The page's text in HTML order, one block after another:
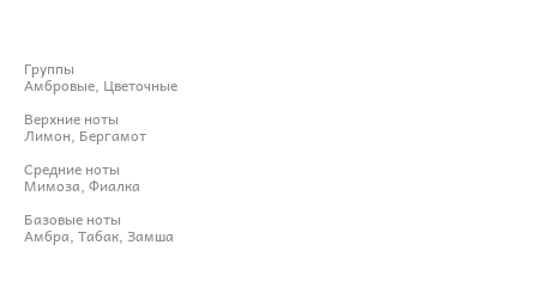
Группы
Амбровые, Цветочные
Верхние ноты
Лимон, Бергамот
Средние ноты
Мимоза, Фиалка
Базовые ноты
Амбра, Табак, Замша